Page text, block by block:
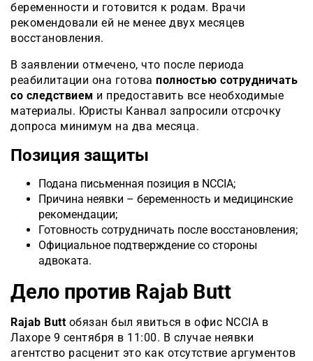
беременности и готовится к родам. Врачи
рекомендовали ей не менее двух месяцев
восстановления.
В заявлении отмечено, что после периода
реабилитации она готова полностью сотрудничать
со следствием и предоставить все необходимые
материалы. Юристы Канвал запросили отсрочку
допроса минимум на два месяца.
Позиция защиты
Подана письменная позиция в NCCIA;
Причина неявки – беременность и медицинские
рекомендации;
Готовность сотрудничать после восстановления;
Официальное подтверждение со стороны
адвоката.
Дело против Rajab Butt
Rajab Butt обязан был явиться в офис NCCIA в
Лахоре 9 сентября в 11:00. В случае неявки
агентство расценит это как отсутствие аргументов